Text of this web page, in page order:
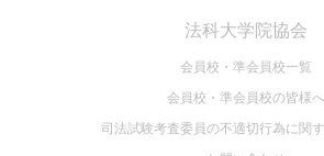
法科大学院協会
会員校・準会員校一覧
会員校・準会員校の皆様へ
司法試験考査委員の不適切⾏為に関